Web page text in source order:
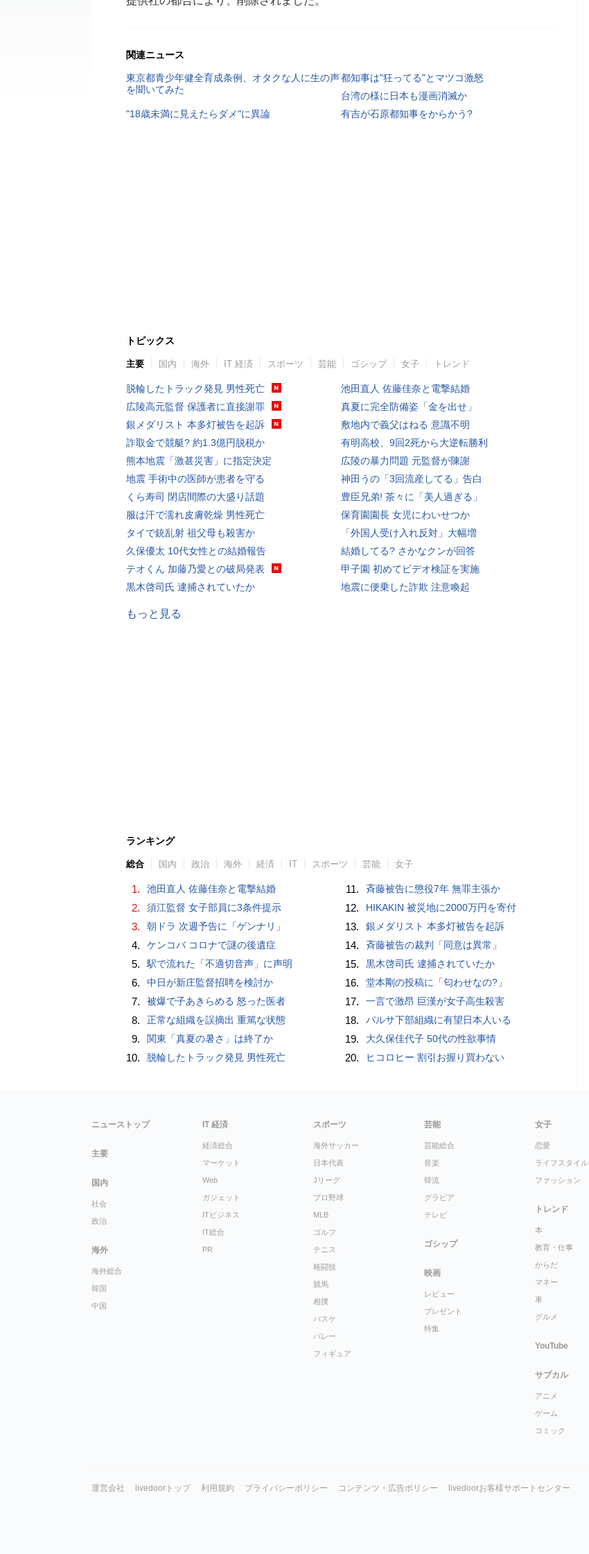
関連ニュース
東京都青少年健全育成条例、オタクな人に生の声
を聞いてみた
都知事は"狂ってる"とマツコ激怒
台湾の様に日本も漫画消滅か
有吉が石原都知事をからかう?
"18歳未満に見えたらダメ"に異論
トピックス
主要 国内 海外 IT 経済 スポーツ 芸能 ゴシップ 女子 トレンド
脱輪したトラック発見 男性死亡
広陵高元監督 保護者に直接謝罪
銀メダリスト 本多灯被告を起訴
詐取金で競艇? 約1.3億円脱税か
熊本地震「激甚災害」に指定決定
地震 手術中の医師が患者を守る
くら寿司 閉店間際の大盛り話題
服は汗で濡れ皮膚乾燥 男性死亡
タイで銃乱射 祖父母も殺害か
久保優太 10代女性との結婚報告
テオくん 加藤乃愛との破局発表
黒木啓司氏 逮捕されていたか
池田直人 佐藤佳奈と電撃結婚
真夏に完全防備姿「金を出せ」
敷地内で義父はねる 意識不明
有明高校、9回2死から大逆転勝利
広陵の暴力問題 元監督が陳謝
神田うの「3回流産してる」告白
豊臣兄弟! 茶々に「美人過ぎる」
保育園園長 女児にわいせつか
「外国人受け入れ反対」大幅増
結婚してる? さかなクンが回答
甲子園 初めてビデオ検証を実施
地震に便乗した詐欺 注意喚起
もっと見る
ランキング
総合 国内 政治 海外 経済 IT スポーツ 芸能 女子
1. 池田直人 佐藤佳奈と電撃結婚
2. 須江監督 女子部員に3条件提示
3. 朝ドラ 次週予告に「ゲンナリ」
4. ケンコバ コロナで謎の後遺症
5. 駅で流れた「不適切音声」に声明
6. 中日が新庄監督招聘を検討か
7. 被爆で子あきらめる 怒った医者
8. 正常な組織を誤摘出 重篤な状態
9. 関東「真夏の暑さ」は終了か
10. 脱輪したトラック発見 男性死亡
11. 斉藤被告に懲役7年 無罪主張か
12. HIKAKIN 被災地に2000万円を寄付
13. 銀メダリスト 本多灯被告を起訴
14. 斉藤被告の裁判「同意は異常」
15. 黒木啓司氏 逮捕されていたか
16. 堂本剛の投稿に「匂わせなの?」
17. 一言で激昂 巨漢が女子高生殺害
18. バルサ下部組織に有望日本人いる
19. 大久保佳代子 50代の性欲事情
20. ヒコロヒー 割引お握り買わない
ニューストップ
主要
国内
社会
政治
海外
海外総合
韓国
中国
IT 経済
経済総合
マーケット
Web
ガジェット
ITビジネス
IT総合
PR
スポーツ
海外サッカー
日本代表
Jリーグ
プロ野球
MLB
ゴルフ
テニス
格闘技
競馬
相撲
バスケ
バレー
フィギュア
芸能
芸能総合
音楽
韓流
グラビア
テレビ
ゴシップ
映画
レビュー
プレゼント
特集
女子
恋愛
ライフスタイル
ファッション
トレンド
本
教育・仕事
からだ
マネー
車
グルメ
YouTube
サブカル
アニメ
ゲーム
コミック
運営会社 livedoorトップ 利用規約 プライバシーポリシー コンテンツ・広告ポリシー livedoorお客様サポートセンター